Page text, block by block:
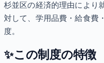
杉並区の経済的理由により
対して、学用品費・給食費
度。
✨この制度の特徴